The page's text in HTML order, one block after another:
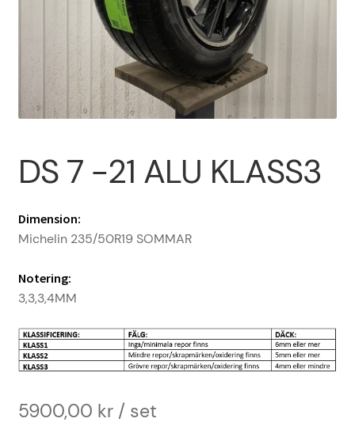
Om oss
PROFIL
Varukorg
DS 7 -21 ALU KLASS3
Dimension:
Michelin 235/50R19 SOMMAR
Notering:
3,3,3,4MM
5900,00 kr